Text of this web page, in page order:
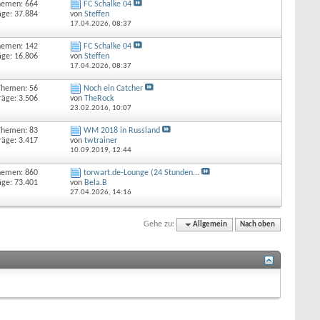
664
37.884
FC Schalke 04
von Steffen
17.04.2026, 08:37
142
16.806
FC Schalke 04
von Steffen
17.04.2026, 08:37
56
3.506
Noch ein Catcher
von TheRock
23.02.2016, 10:07
83
3.417
WM 2018 in Russland
von twtrainer
10.09.2019, 12:44
860
73.401
torwart.de-Lounge (24 Stunden...
von Bela.B
27.04.2026, 14:16
Gehe zu: Allgemein Nach oben